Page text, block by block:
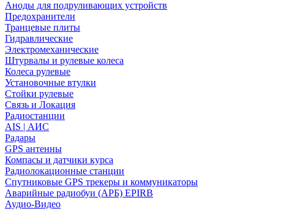
Аноды для подруливающих устройств
Предохранители
Транцевые плиты
Гидравлические
Электромеханические
Штурвалы и рулевые колеса
Колеса рулевые
Установочные втулки
Стойки рулевые
Связь и Локация
Радиостанции
AIS | АИС
Радары
GPS антенны
Компасы и датчики курса
Радиолокационные станции
Спутниковые GPS трекеры и коммуникаторы
Аварийные радиобуи (АРБ) EPIRB
Аудио-Видео